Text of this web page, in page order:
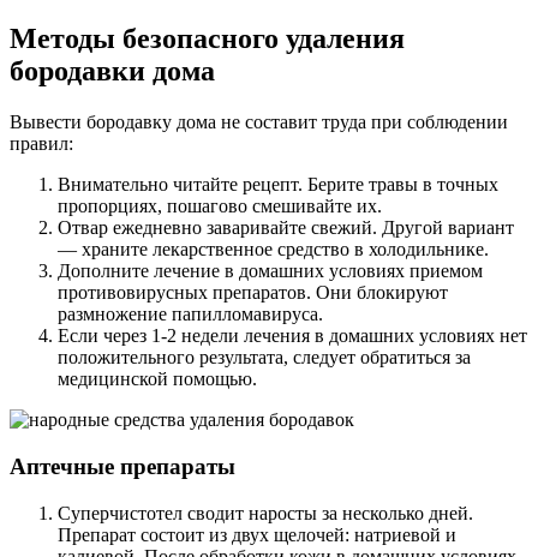
Методы безопасного удаления
бородавки дома
Вывести бородавку дома не составит труда при соблюдении
правил:
Внимательно читайте рецепт. Берите травы в точных
пропорциях, пошагово смешивайте их.
Отвар ежедневно заваривайте свежий. Другой вариант
— храните лекарственное средство в холодильнике.
Дополните лечение в домашних условиях приемом
противовирусных препаратов. Они блокируют
размножение папилломавируса.
Если через 1-2 недели лечения в домашних условиях нет
положительного результата, следует обратиться за
медицинской помощью.
Аптечные препараты
Суперчистотел сводит наросты за несколько дней.
Препарат состоит из двух щелочей: натриевой и